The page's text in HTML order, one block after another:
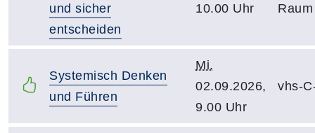
und sicher
entscheiden
10.00 Uhr
Systemisch Denken
und Führen
Mi.
02.09.2026,
9.00 Uhr
vhs-